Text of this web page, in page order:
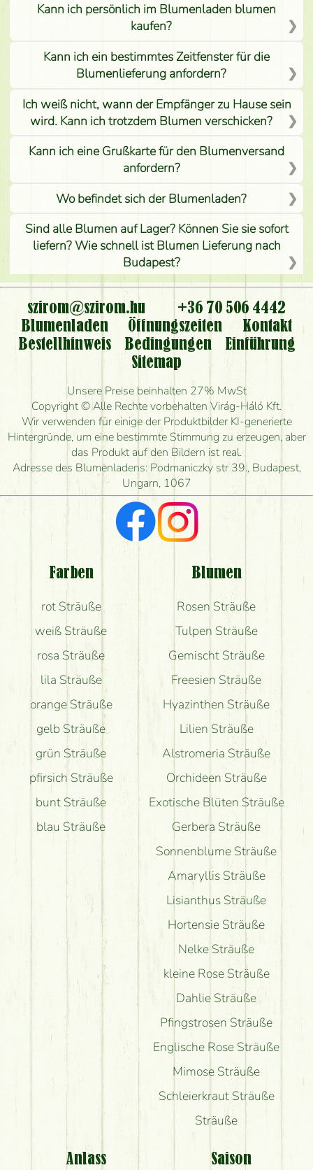
Kann ich persönlich im Blumenladen blumen
kaufen?
Kann ich ein bestimmtes Zeitfenster für die
Blumenlieferung anfordern?
Ich weiß nicht, wann der Empfänger zu Hause sein
wird. Kann ich trotzdem Blumen verschicken?
Kann ich eine Grußkarte für den Blumenversand
anfordern?
Wo befindet sich der Blumenladen?
Sind alle Blumen auf Lager? Können Sie sie sofort
liefern? Wie schnell ist Blumen Lieferung nach
Budapest?
Ist der Blumenladen non stop geöffnet?
Kann ich den bestellten Blumenstrauß persönlich
nehmen oder nur per Blumenversand?
Ist eine Bestellung für ländliche Gebiete möglich?
Wie lange kann ich heute Blumen mit Lieferung
bestellen?
Wie schnell können Sie den Blumenstrauß
herstellen und wann können Sie ihn frühestens
liefern?
Ich suche rote Rosen, hast du welche?
Welche Rückmeldungen bekomme ich zum
Blumenversand?
Bekomme ich wirklich, was auf dem Bild zu sehen
szirom@szirom.hu
+36 70 506 4442
Blumenladen
Öffnungszeiten
Kontakt
Bestellhinweis
Bedingungen
Einführung
Sitemap
Unsere Preise beinhalten 27% MwSt
Copyright © Alle Rechte vorbehalten Virág-Háló Kft.
Wir verwenden für einige der Produktbilder KI-generierte
Hintergründe, um eine bestimmte Stimmung zu erzeugen, aber
das Produkt auf den Bildern ist real.
Adresse des Blumenladens: Podmaniczky str 39., Budapest,
Ungarn, 1067
Farben
rot Sträuße
weiß Sträuße
rosa Sträuße
lila Sträuße
orange Sträuße
gelb Sträuße
grün Sträuße
pfirsich Sträuße
bunt Sträuße
blau Sträuße
Blumen
Rosen Sträuße
Tulpen Sträuße
Gemischt Sträuße
Freesien Sträuße
Hyazinthen Sträuße
Lilien Sträuße
Alstromeria Sträuße
Orchideen Sträuße
Exotische Blüten Sträuße
Gerbera Sträuße
Sonnenblume Sträuße
Amaryllis Sträuße
Lisianthus Sträuße
Hortensie Sträuße
Nelke Sträuße
kleine Rose Sträuße
Dahlie Sträuße
Pfingstrosen Sträuße
Englische Rose Sträuße
Mimose Sträuße
Schleierkraut Sträuße
Sträuße
Anlass Saison